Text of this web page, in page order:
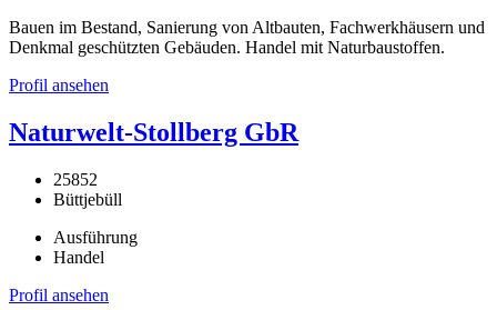
Bauen im Bestand, Sanierung von Altbauten, Fachwerkhäusern und
Denkmal geschützten Gebäuden. Handel mit Naturbaustoffen.
Profil ansehen
Naturwelt-Stollberg GbR
25852
Büttjebüll
Ausführung
Handel
Profil ansehen